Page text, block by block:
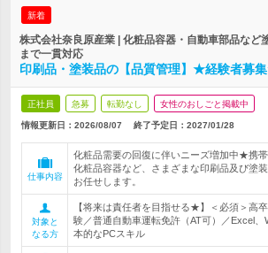
新着
株式会社奈良原産業 | 化粧品容器・自動車部品など
まで一貫対応
印刷品・塗装品の【品質管理】★経験者募
正社員 急募 転勤なし 女性のおしごと掲載中
情報更新日：2026/08/07 終了予定日： 2027/01/28
仕事内容
化粧品需要の回復に伴いニーズ増加中★携帯
化粧品容器など、さまざまな印刷品及び塗
お任せします。
対象と
なる方
【将来は責任者を目指せる★】＜必須＞高
験／普通自動車運転免許（AT可）／Excel
本的なPCスキル